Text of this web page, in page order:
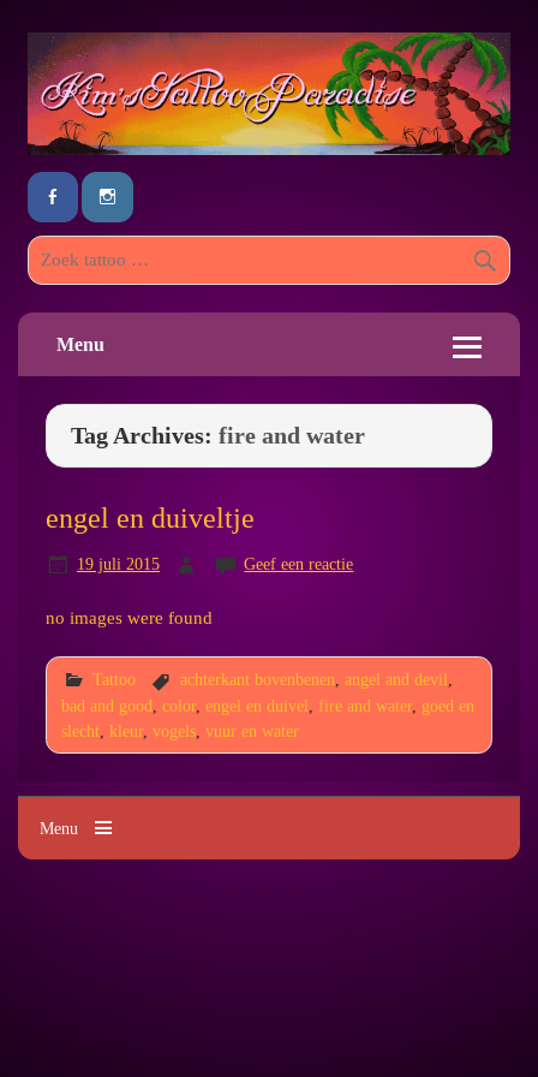
Menu
Tag Archives: fire and water
engel en duiveltje
19 juli 2015 Geef een reactie
no images were found
Tattoo achterkant bovenbenen angel and devil
bad and good, color, engel en duivel, fire and water, goed en
slecht, kleur, vogels, vuur en water
Menu